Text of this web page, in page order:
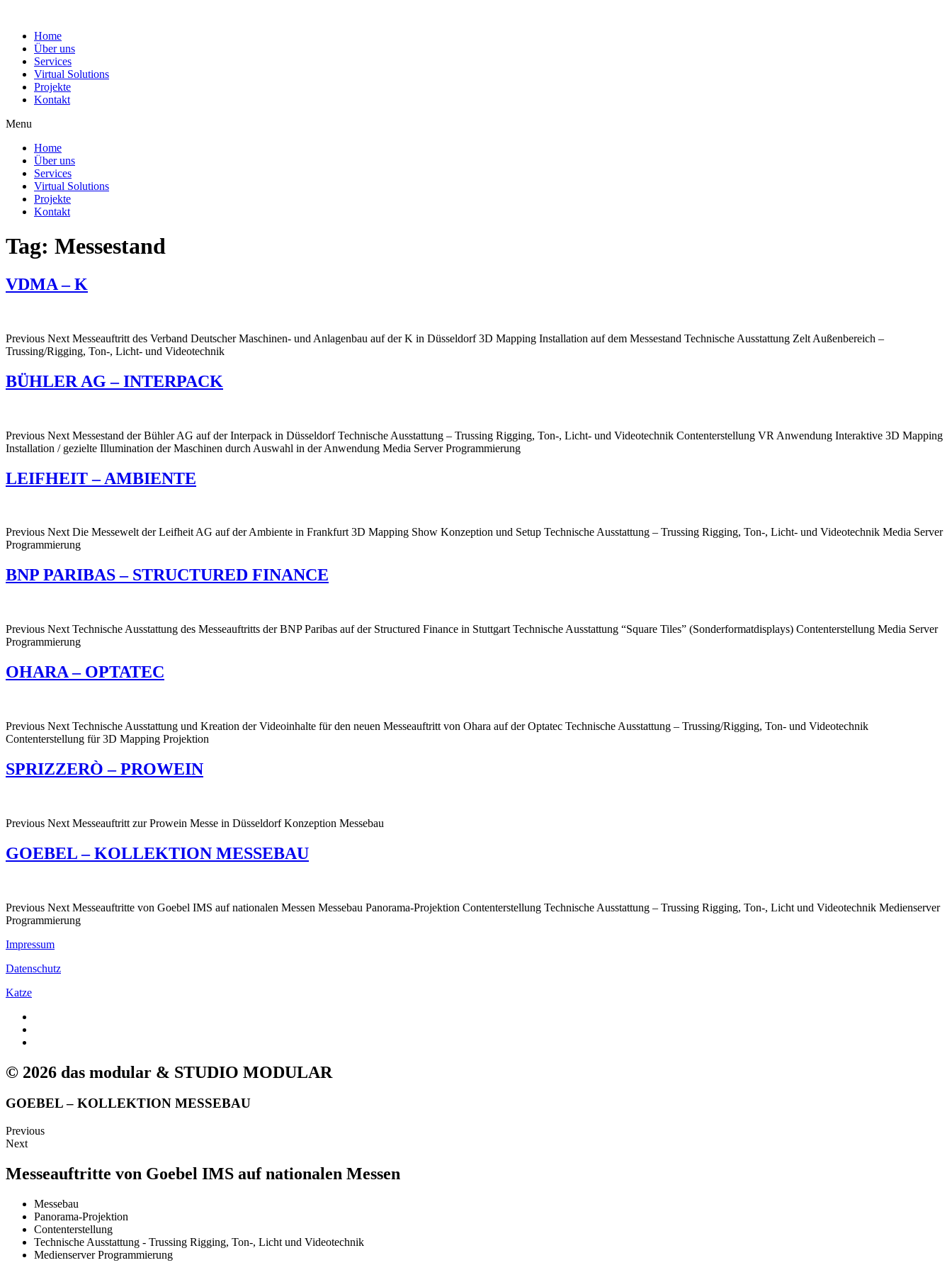
Home
Über uns
Services
Virtual Solutions
Projekte
Kontakt
Menu
Home
Über uns
Services
Virtual Solutions
Projekte
Kontakt
Tag: Messestand
VDMA – K
Previous Next Messeauftritt des Verband Deutscher Maschinen- und Anlagenbau auf der K in Düsseldorf 3D Mapping Installation auf dem Messestand Technische Ausstattung Zelt Außenbereich –
Trussing/Rigging, Ton-, Licht- und Videotechnik
BÜHLER AG – INTERPACK
Previous Next Messestand der Bühler AG auf der Interpack in Düsseldorf Technische Ausstattung – Trussing Rigging, Ton-, Licht- und Videotechnik Contenterstellung VR Anwendung Interaktive 3D Mapping
Installation / gezielte Illumination der Maschinen durch Auswahl in der Anwendung Media Server Programmierung
LEIFHEIT – AMBIENTE
Previous Next Die Messewelt der Leifheit AG auf der Ambiente in Frankfurt 3D Mapping Show Konzeption und Setup Technische Ausstattung – Trussing Rigging, Ton-, Licht- und Videotechnik Media Server
Programmierung
BNP PARIBAS – STRUCTURED FINANCE
Previous Next Technische Ausstattung des Messeauftritts der BNP Paribas auf der Structured Finance in Stuttgart Technische Ausstattung “Square Tiles” (Sonderformatdisplays) Contenterstellung Media Server
Programmierung
OHARA – OPTATEC
Previous Next Technische Ausstattung und Kreation der Videoinhalte für den neuen Messeauftritt von Ohara auf der Optatec Technische Ausstattung – Trussing/Rigging, Ton- und Videotechnik
Contenterstellung für 3D Mapping Projektion
SPRIZZERÒ – PROWEIN
Previous Next Messeauftritt zur Prowein Messe in Düsseldorf Konzeption Messebau
GOEBEL – KOLLEKTION MESSEBAU
Previous Next Messeauftritte von Goebel IMS auf nationalen Messen Messebau Panorama-Projektion Contenterstellung Technische Ausstattung – Trussing Rigging, Ton-, Licht und Videotechnik Medienserver
Programmierung
Impressum
Datenschutz
Katze
© 2026 das modular & STUDIO MODULAR
GOEBEL – KOLLEKTION MESSEBAU
Previous
Next
Messeauftritte von Goebel IMS auf nationalen Messen
Messebau
Panorama-Projektion
Contenterstellung
Technische Ausstattung - Trussing Rigging, Ton-, Licht und Videotechnik
Medienserver Programmierung